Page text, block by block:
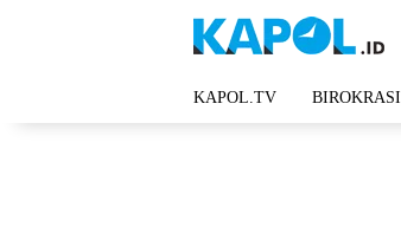
KAPOL.TV BIROKRASI